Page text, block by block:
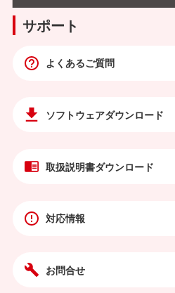
サポート
よくあるご質問
ソフトウェアダウンロード
取扱説明書ダウンロード
対応情報
お問合せ